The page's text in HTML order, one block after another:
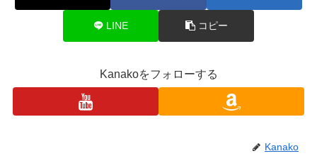
LINE コピー
Kanakoをフォローする
Kanako